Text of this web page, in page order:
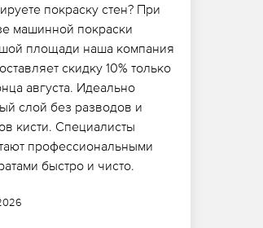
покраску стен? При
машинной покраски
площади наша компания
скидку 10% только
августа. Идеально
слой без разводов и
кисти. Специалисты
профессиональными
быстро и чисто.